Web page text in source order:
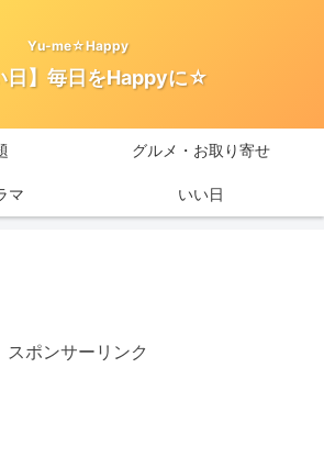
Yu-me☆Happy
日】毎日をHappyに☆
グルメ・お取り寄せ
マ いい日
スポンサーリンク